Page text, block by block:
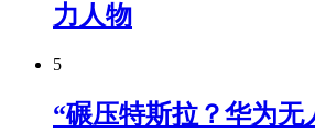
力人物
5
“碾压特斯拉？华为无